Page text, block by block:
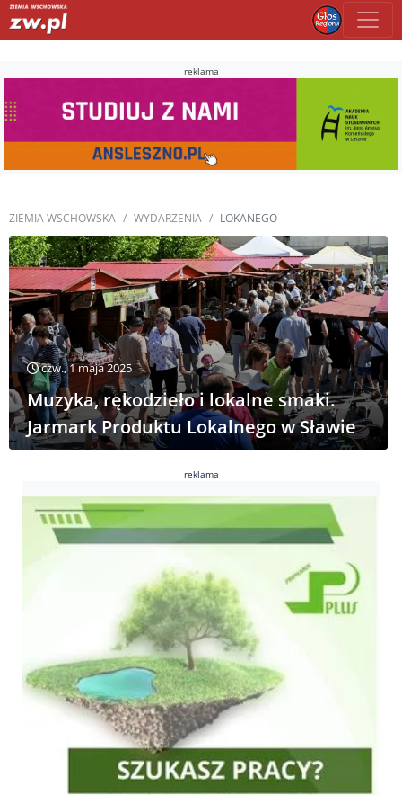
reklama
ZIEMIA WSCHOWSKA WYDARZENIA LOKANEGO
czw., 1 maja 2025
Muzyka, rękodzieło i lokalne smaki.
Jarmark Produktu Lokalnego w Sławie
reklama